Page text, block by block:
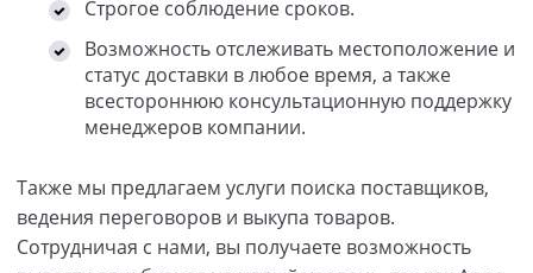
Строгое соблюдение сроков.
Возможность отслеживать местоположение и
статус доставки в любое время, а также
всестороннюю консультационную поддержку
менеджеров компании.
Также мы предлагаем услуги поиска поставщиков,
ведения переговоров и выкупа товаров.
Сотрудничая с нами, вы получаете возможность